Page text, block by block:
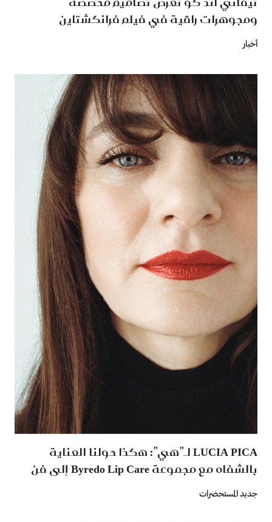
ومجوهرات راقية في فيلم فرانكشتاين
أخبار
LUCIA PICA لـ"هي": هكذا حولنا العناية
بالشفاه مع مجموعة Byredo Lip Care إلى فن
جديد المستحضرات